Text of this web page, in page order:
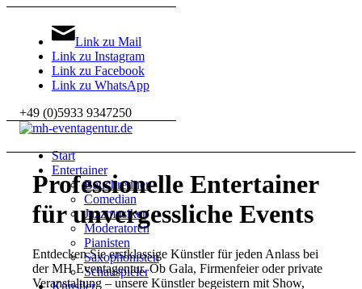
Link zu Mail
Link zu Instagram
Link zu Facebook
Link zu WhatsApp
+49 (0)5933 9347250
Start
Entertainer
Bauchredner
Comedian
Jazzmusiker
Moderatoren
Pianisten
Saxophonisten
Schauspieler
Künstler
Professionelle Entertainer
für unvergessliche Events
Entdecken Sie erstklassige Künstler für jeden Anlass bei
der MH Eventagentur. Ob Gala, Firmenfeier oder private
Veranstaltung – unsere Künstler begeistern mit Show,